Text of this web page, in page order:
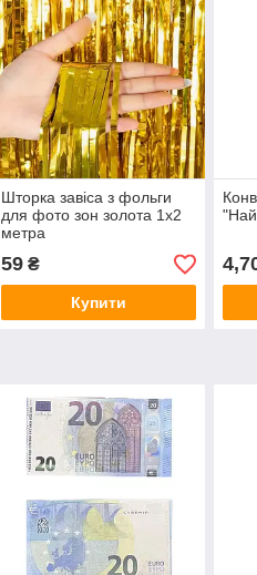
Шторка завіса з фольги
для фото зон золота 1х2
метра
59₴
Купити